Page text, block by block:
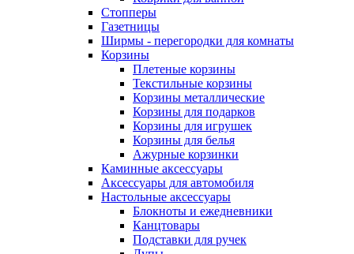
Стопперы
Газетницы
Ширмы - перегородки для комнаты
Корзины
Плетеные корзины
Текстильные корзины
Корзины металлические
Корзины для подарков
Корзины для игрушек
Корзины для белья
Ажурные корзинки
Каминные аксессуары
Аксессуары для автомобиля
Настольные аксессуары
Блокноты и ежедневники
Канцтовары
Подставки для ручек